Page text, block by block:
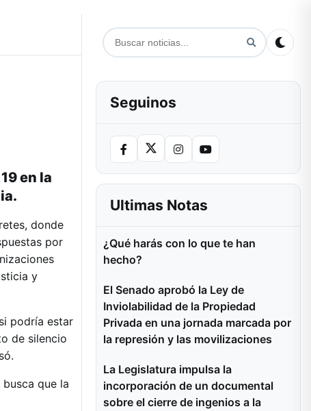
en la
donde
por
y
podría estar
de silencio
que la
Seguinos
Ultimas Notas
¿Qué harás con lo que te han
hecho?
El Senado aprobó la Ley de
Inviolabilidad de la Propiedad
Privada en una jornada marcada por
la represión y las movilizaciones
La Legislatura impulsa la
incorporación de un documental
sobre el cierre de ingenios a la